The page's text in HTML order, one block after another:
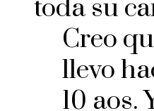
toda su
Creo
llevo
10 aos.